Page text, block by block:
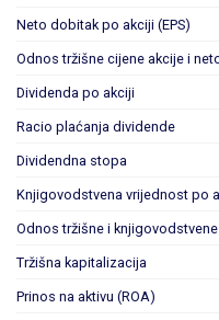
Neto dobitak po akciji (EPS)
Odnos tržišne cijene akcije i
Dividenda po akciji
Racio plaćanja dividende
Dividendna stopa
Knjigovodstvena vrijednost po
Odnos tržišne i
Tržišna kapitalizacija
Prinos na aktivu (ROA)